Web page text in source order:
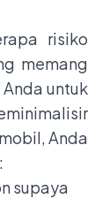
risiko
memang
untuk
Anda
supaya